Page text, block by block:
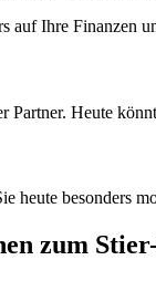
auf Ihre Finanzen
Partner. Heute
heute besonders
zum